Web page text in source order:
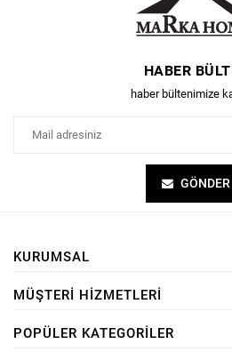
HABER
haber bültenimize
GÖNDER
KURUMSAL
MÜŞTERI HIZMETLERI
POPÜLER KATEGORILER